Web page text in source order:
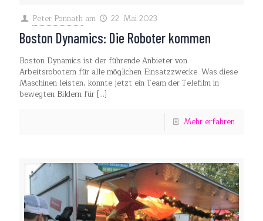
Peter Ponnath am 22. Mai 2023
Boston Dynamics: Die Roboter kommen
Boston Dynamics ist der führende Anbieter von
Arbeitsrobotern für alle möglichen Einsatzzwecke. Was diese
Maschinen leisten, konnte jetzt ein Team der Telefilm in
bewegten Bildern für […]
Mehr erfahren